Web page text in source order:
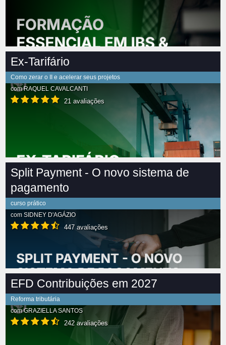
Ex-Tarifário
Como zerar o II e acelerar seus projetos
comRAQUEL CAVALCANTI
21 avaliações
Split Payment - O novo sistema de
pagamento
curso prático
com SIDNEY D'AGÁZIO
447 avaliações
EFD Contribuições em 2027
Reforma tributária
comGRAZIELLA SANTOS
242 avaliações